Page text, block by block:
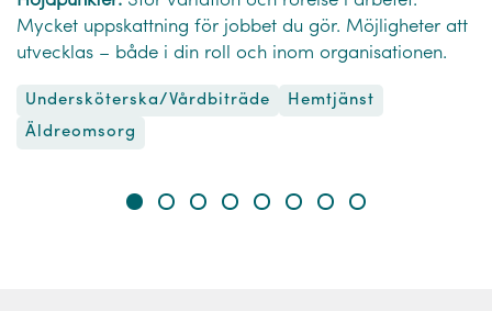
Mycket uppskattning för jobbet du gör. Möjligheter att
utvecklas – både i din roll och inom organisationen.
Undersköterska/Vårdbiträde
Hemtjänst
Äldreomsorg